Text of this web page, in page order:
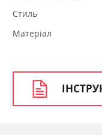
Стиль
Матеріал